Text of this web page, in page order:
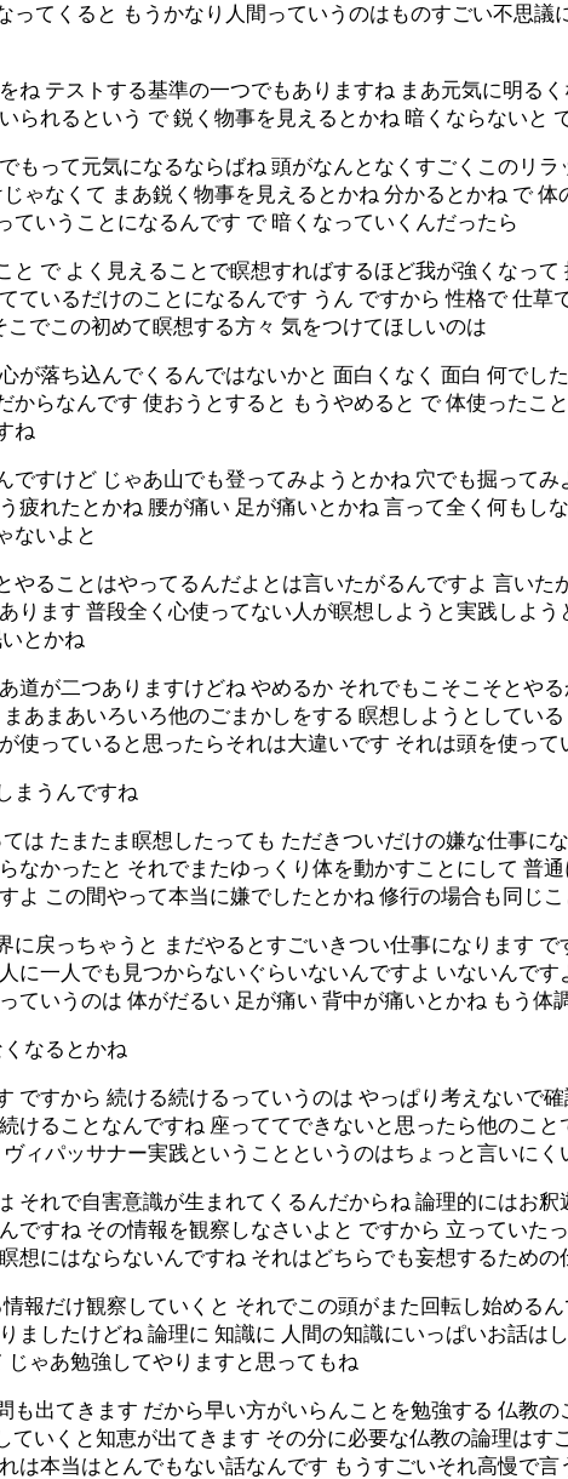
ってくると もうかなり人間っていうのはものすごい不思
ね テストする基準の一つでもありますね まあ元気に明る
られるという で 鋭く物事を見えるとかね 暗くならないと
もって元気になるならばね 頭がなんとなくすごくこのリ
ゃなくて まあ鋭く物事を見えるとかね 分かるとかね で
ていうことになるんです で 暗くなっていくんだったら
と で よく見えることで瞑想すればするほど我が強くなっ
ているだけのことになるんです うん ですから 性格で 仕
でこの初めて瞑想する方々 気をつけてほしいのは
が落ち込んでくるんではないかと 面白くなく 面白 何で
からなんです 使おうとすると もうやめると で 体使った
ね
ですけど じゃあ山でも登ってみようとかね 穴でも掘って
疲れたとかね 腰が痛い 足が痛いとかね 言って全く何も
ないよと
やることはやってるんだよとは言いたがるんですよ 言い
ります 普段全く心使ってない人が瞑想しようと実践しよ
とかね
道が二つありますけどね やめるか それでもこそこそとや
あまあいろいろ他のごまかしをする 瞑想しようとしてい
使っていると思ったらそれは大違いです それは頭を使っ
まうんですね
は たまたま瞑想したっても ただきついだけの嫌な仕事
なかったと それでまたゆっくり体を動かすことにして 普
よ この間やって本当に嫌でしたとかね 修行の場合も同じ
に戻っちゃうと まだやるとすごいきつい仕事になります
に一人でも見つからないぐらいないんですよ いないんで
ていうのは 体がだるい 足が痛い 背中が痛いとかね もう体
なるとかね
ですから 続ける続けるっていうのは やっぱり考えないで
けることなんですね 座っててできないと思ったら他のこ
ィパッサナー実践ということというのはちょっと言いにく
それで自害意識が生まれてくるんだからね 論理的にはお
ですね その情報を観察しなさいよと ですから 立ってい
想にはならないんですね それはどちらでも妄想するための
報だけ観察していくと それでこの頭がまた回転し始める
ましたけどね 論理に 知識に 人間の知識にいっぱいお話
ゃあ勉強してやりますと思ってもね
も出てきます だから早い方がいらんことを勉強する 仏教
いくと知恵が出てきます その分に必要な仏教の論理は
は本当はとんでもない話なんです もうすごいそれ高慢で言